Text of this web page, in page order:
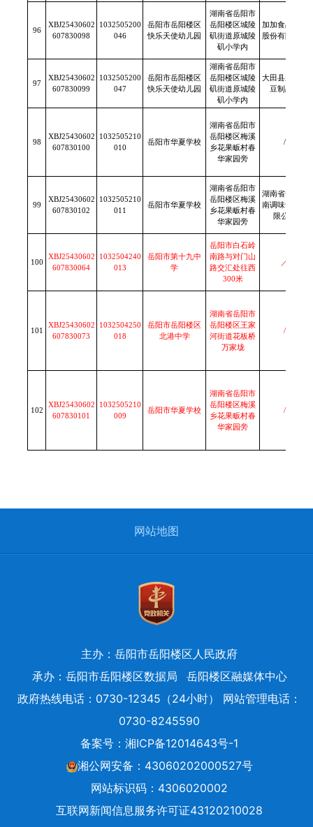
96
XBJ25430602
607830098
1032505200
046
岳阳市岳阳楼区
快乐天使幼儿园
湖南省岳阳市
岳阳楼区城陵
矶街道原城陵
矶小学内
加加食品集团
股份有限公司
97
XBJ25430602
607830099
1032505200
047
岳阳市岳阳楼区
快乐天使幼儿园
湖南省岳阳市
岳阳楼区城陵
矶街道原城陵
矶小学内
大田县永源兴
豆制品厂
98
XBJ25430602
607830100
1032505210
010
岳阳市华夏学校
湖南省岳阳市
岳阳楼区梅溪
乡花果畈村春
华家园旁
/
99
XBJ25430602
607830102
1032505210
011
岳阳市华夏学校
湖南省岳阳市
岳阳楼区梅溪
乡花果畈村春
华家园旁
湖南省一品江
南调味食品有
限公司
100
XBJ25430602
607830064
1032504240
013
岳阳市第十九中
学
岳阳市白石岭
南路与对门山
路交汇处往西
300米
／
101
XBJ25430602
607830073
1032504250
018
岳阳市岳阳楼区
北港中学
湖南省岳阳市
岳阳楼区王家
河街道花板桥
万家垅
/
102
XBJ25430602
607830101
1032505210
009
岳阳市华夏学校
湖南省岳阳市
岳阳楼区梅溪
乡花果畈村春
华家园旁
/
网站地图
主办：岳阳市岳阳楼区人民政府
承办：岳阳市岳阳楼区数据局
岳阳楼区融媒体中心
政府热线电话：0730-12345（24小时） 网站管理电话：
0730-8245590
备案号： 湘ICP备12014643号-1
湘公网安备：43060202000527号
网站标识码：4306020002
互联网新闻信息服务许可证43120210028